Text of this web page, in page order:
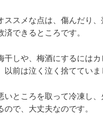
ススメな点は、傷んだり、
済できるところです。
干しや、梅酒にするにはカ
以前は泣く泣く捨てていま
いところを取って冷凍し、
ので、大丈夫なのです。